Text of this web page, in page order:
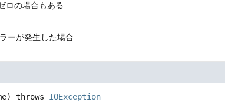
ロの場合もある
ーが発生した場合
throws IOException